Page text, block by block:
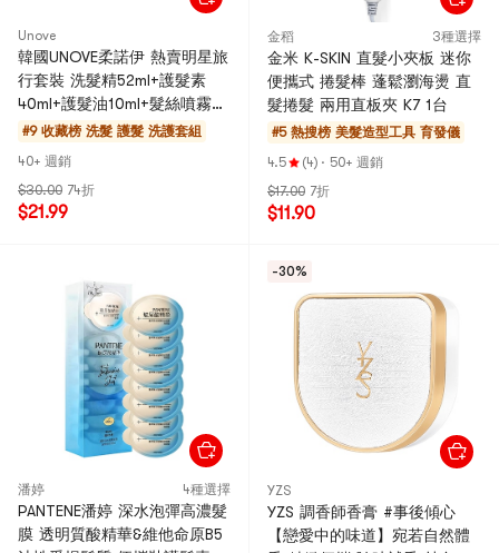
Unove
韓國UNOVE柔諾伊 熱賣明星旅
行套裝 洗髮精52ml+護髮素
40ml+護髮油10ml+髮絲噴霧
30ml 多步驟修護柔順便攜帶套
#9 收藏榜 洗髮 護髮 洗護套組
40+ 週銷
$30.00 74折
$21.99
金稻 3種選擇
金米 K-SKIN 直髮小夾板 迷你
便攜式 捲髮棒 蓬鬆瀏海燙 直
髮捲髮 兩用直板夾 K7 1台
#5 熱搜榜 美髮造型工具 育發儀
4.5
(4) · 50+ 週銷
$17.00 7折
$11.90
潘婷 4種選擇
PANTENE潘婷 深水泡彈高濃髮
膜 透明質酸精華&維他命原B5
-30%
YZS
YZS 調香師香膏 #事後傾心
【戀愛中的味道】宛若自然體